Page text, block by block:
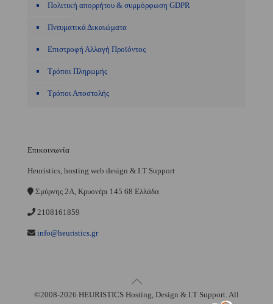
Πολιτική απορρήτου & συμμόρφωση GDPR
Πνευματικά Δικαιώματα
Επιστροφή Αλλαγή Προϊόντος
Τρόποι Πληρωμής
Τρόποι Αποστολής
Επικοινωνία
Heuristics, hosting web design & I.T Support
Σμύρνης 2A, Κρυονέρι 145 68 Ελλάδα
2108161859
info@heuristics.gr
©2008-2026 HEURISTICS Hosting, Design & I.T Support. All